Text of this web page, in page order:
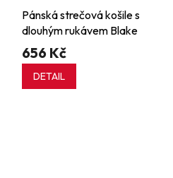
Pánská strečová košile s
dlouhým rukávem Blake
656 Kč
DETAIL